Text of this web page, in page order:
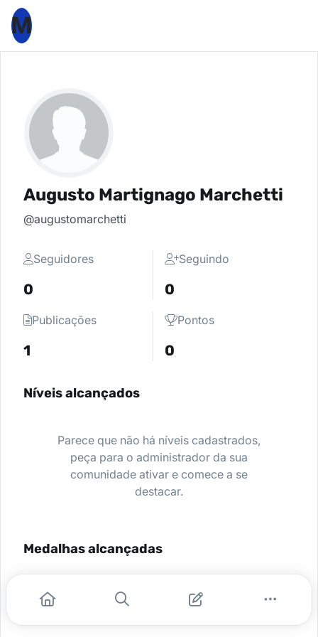
M
Augusto Martignago Marchetti
@augustomarchetti
Seguidores
0
Seguindo
0
Publicações
1
Pontos
0
Níveis alcançados
Parece que não há níveis cadastrados,
peça para o administrador da sua
comunidade ativar e comece a se
destacar.
Medalhas alcançadas
Nenhuma medalha encontrada